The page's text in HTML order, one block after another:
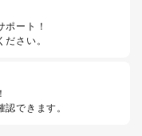
ポート！
さい。
できます。